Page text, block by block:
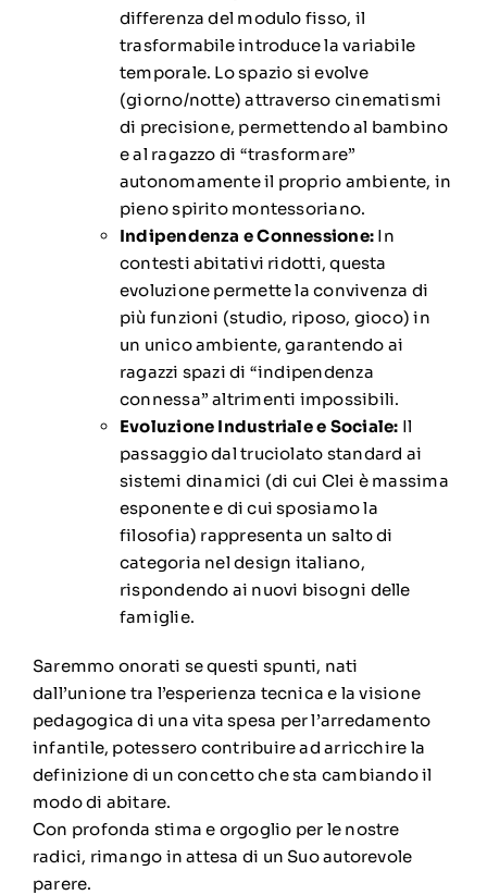
differenza del modulo fisso, il
trasformabile introduce la variabile
temporale. Lo spazio si evolve
(giorno/notte) attraverso cinematismi
di precisione, permettendo al bambino
e al ragazzo di “trasformare”
autonomamente il proprio ambiente, in
pieno spirito montessoriano.
Indipendenza e Connessione: In
contesti abitativi ridotti, questa
evoluzione permette la convivenza di
più funzioni (studio, riposo, gioco) in
un unico ambiente, garantendo ai
ragazzi spazi di “indipendenza
connessa” altrimenti impossibili.
Evoluzione Industriale e Sociale: Il
passaggio dal truciolato standard ai
sistemi dinamici (di cui Clei è massima
esponente e di cui sposiamo la
filosofia) rappresenta un salto di
categoria nel design italiano,
rispondendo ai nuovi bisogni delle
famiglie.
Saremmo onorati se questi spunti, nati
dall’unione tra l’esperienza tecnica e la visione
pedagogica di una vita spesa per l’arredamento
infantile, potessero contribuire ad arricchire la
definizione di un concetto che sta cambiando il
modo di abitare.
Con profonda stima e orgoglio per le nostre
radici, rimango in attesa di un Suo autorevole
parere.